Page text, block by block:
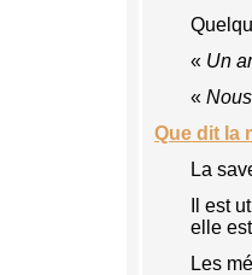
« Un
«
Que dit la
La
Il est
elle
Les